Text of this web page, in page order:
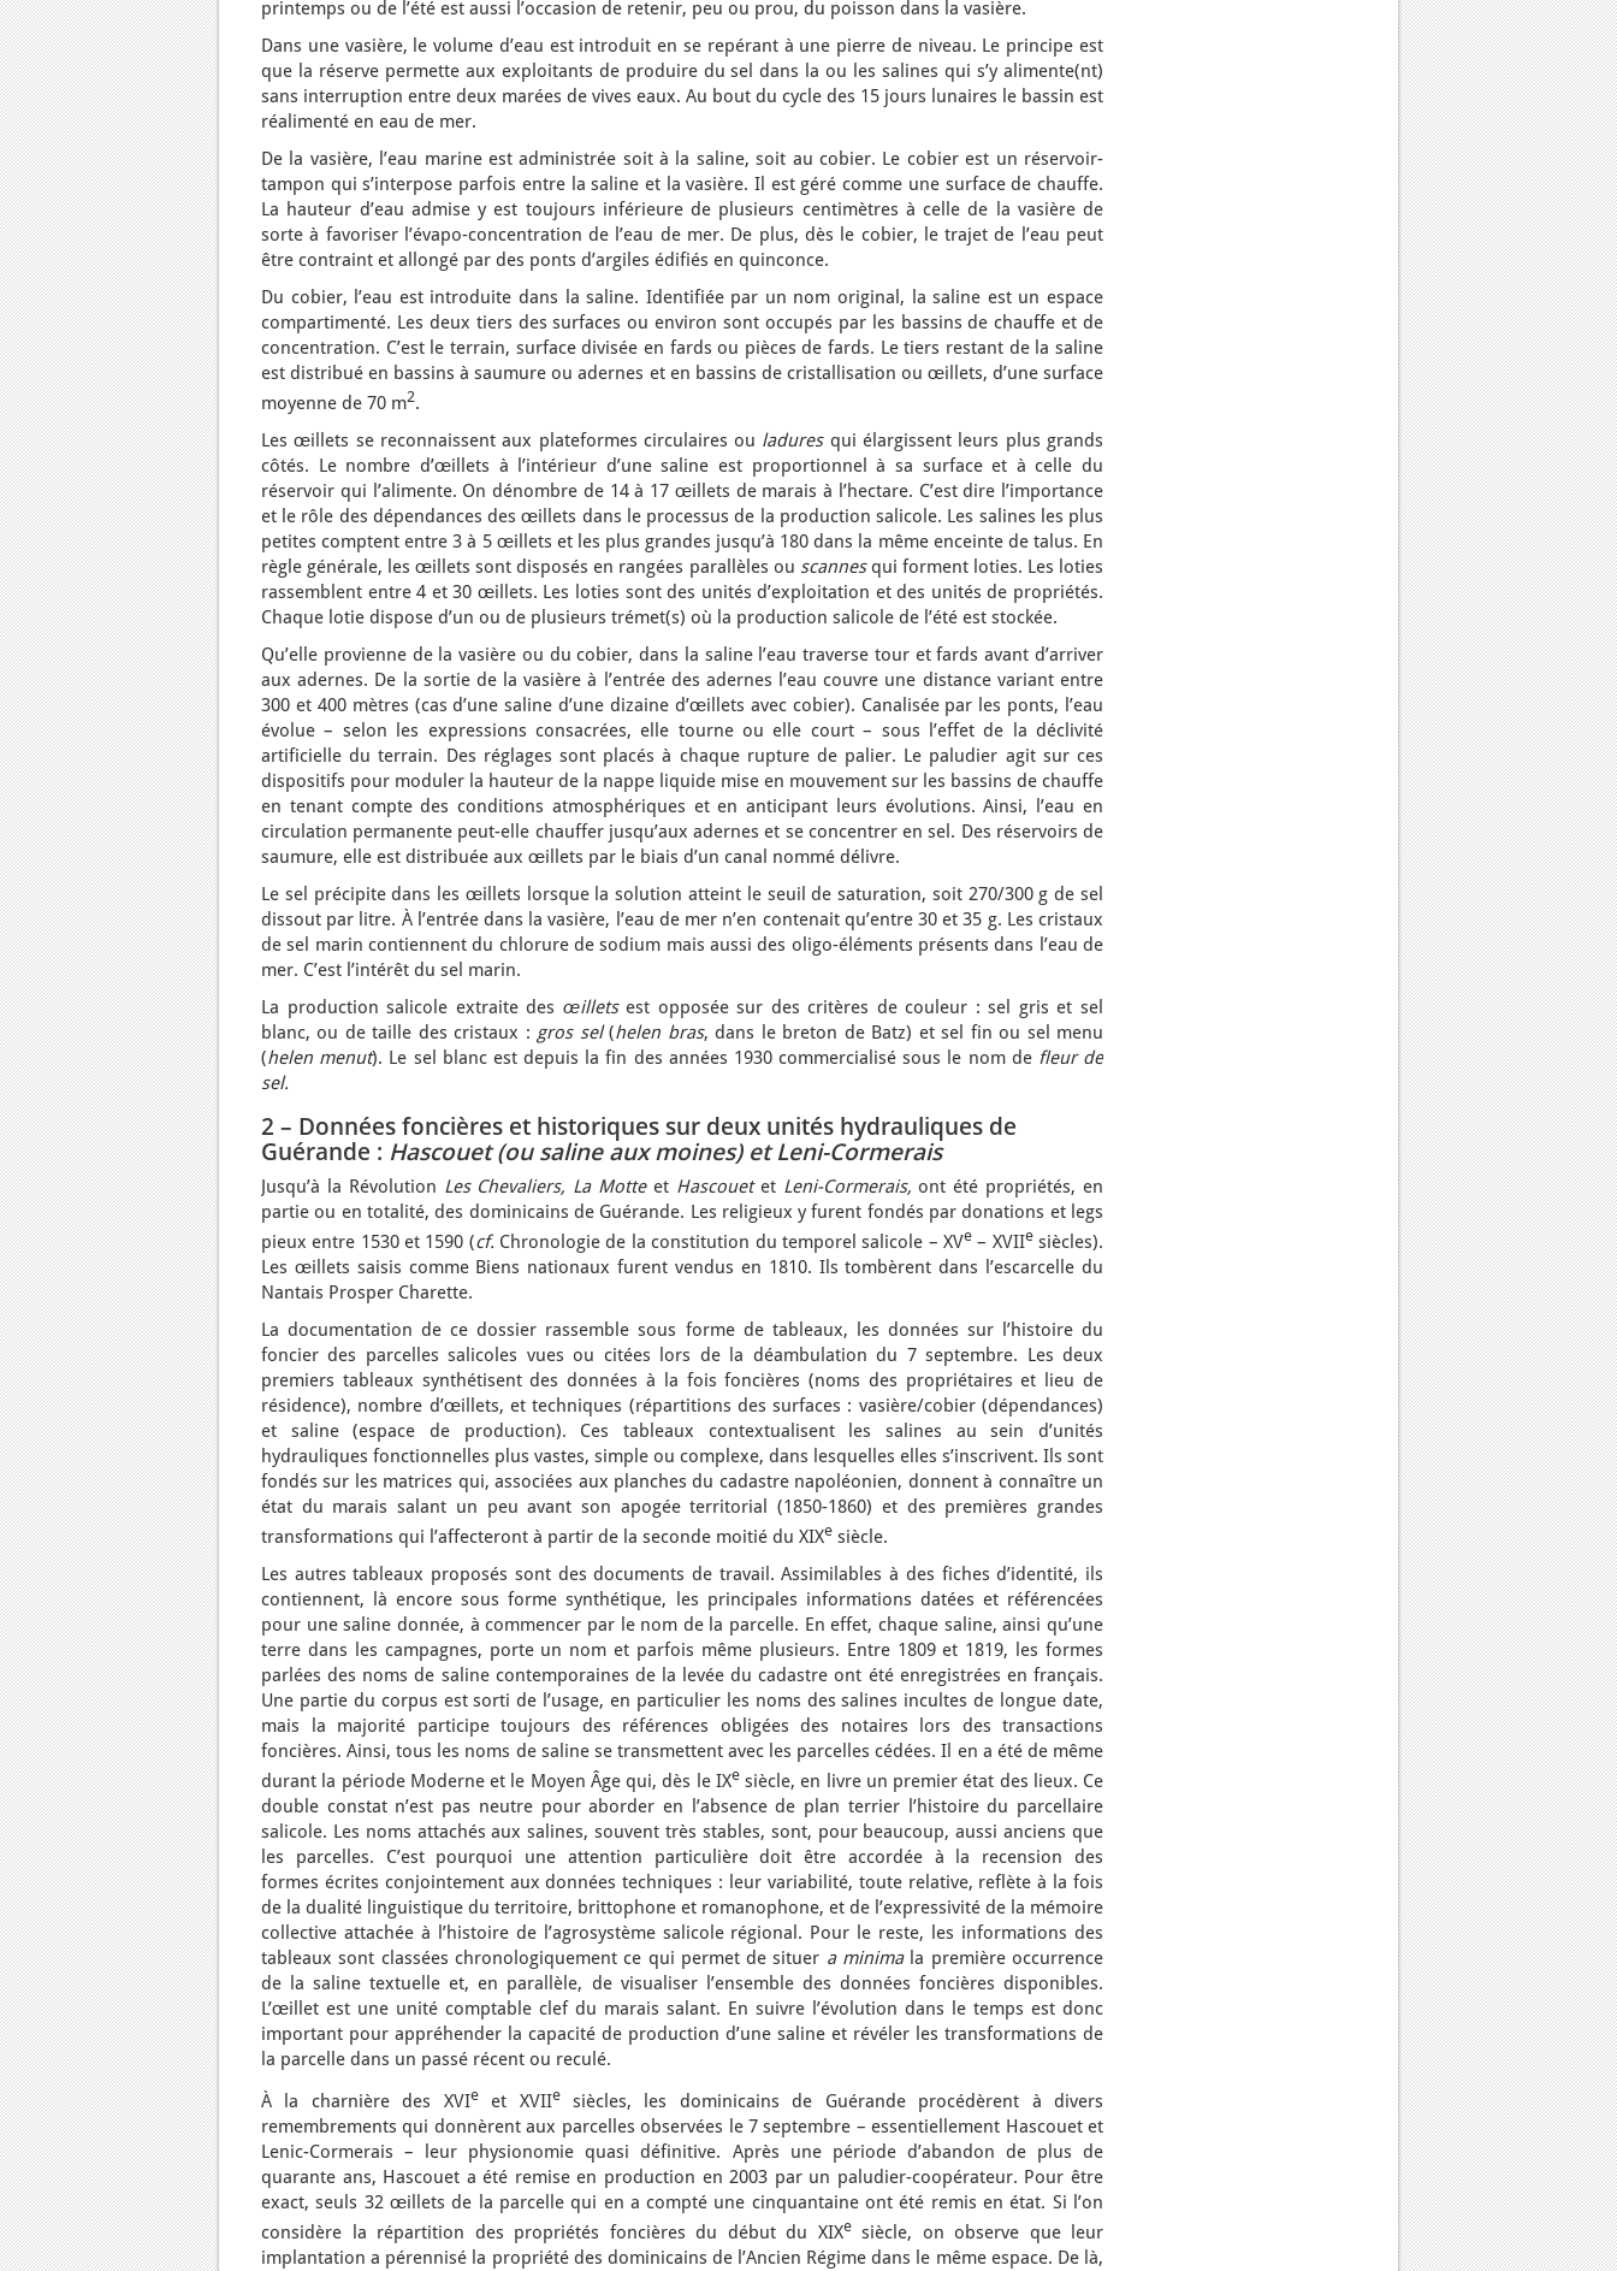
printemps ou de l’été est aussi l’occasion de retenir, peu ou prou, du poisson dans la vasière.
Dans une vasière, le volume d’eau est introduit en se repérant à une pierre de niveau. Le principe est
que la réserve permette aux exploitants de produire du sel dans la ou les salines qui s’y alimente(nt)
sans interruption entre deux marées de vives eaux. Au bout du cycle des 15 jours lunaires le bassin est
réalimenté en eau de mer.
De la vasière, l’eau marine est administrée soit à la saline, soit au cobier. Le cobier est un réservoir-
tampon qui s’interpose parfois entre la saline et la vasière. Il est géré comme une surface de chauffe.
La hauteur d’eau admise y est toujours inférieure de plusieurs centimètres à celle de la vasière de
sorte à favoriser l’évapo-concentration de l’eau de mer. De plus, dès le cobier, le trajet de l’eau peut
être contraint et allongé par des ponts d’argiles édifiés en quinconce.
Du cobier, l’eau est introduite dans la saline. Identifiée par un nom original, la saline est un espace
compartimenté. Les deux tiers des surfaces ou environ sont occupés par les bassins de chauffe et de
concentration. C’est le terrain, surface divisée en fards ou pièces de fards. Le tiers restant de la saline
est distribué en bassins à saumure ou adernes et en bassins de cristallisation ou œillets, d’une surface
moyenne de 70 m2.
Les œillets se reconnaissent aux plateformes circulaires ou laduresqui élargissent leurs plus grands
côtés. Le nombre d’œillets à l’intérieur d’une saline est proportionnel à sa surface et à celle du
réservoir qui l’alimente. On dénombre de 14 à 17 œillets de marais à l’hectare. C’est dire l’importance
et le rôle des dépendances des œillets dans le processus de la production salicole. Les salines les plus
petites comptent entre 3 à 5 œillets et les plus grandes jusqu’à 180 dans la même enceinte de talus. En
règle générale, les œillets sont disposés en rangées parallèles ou scannesqui forment loties. Les loties
rassemblent entre 4 et 30 œillets. Les loties sont des unités d’exploitation et des unités de propriétés.
Chaque lotie dispose d’un ou de plusieurs trémet(s) où la production salicole de l’été est stockée.
Qu’elle provienne de la vasière ou du cobier, dans la saline l’eau traverse tour et fards avant d’arriver
aux adernes. De la sortie de la vasière à l’entrée des adernes l’eau couvre une distance variant entre
300 et 400 mètres (cas d’une saline d’une dizaine d’œillets avec cobier). Canalisée par les ponts, l’eau
évolue – selon les expressions consacrées, elle tourne ou elle court – sous l’effet de la déclivité
artificielle du terrain. Des réglages sont placés à chaque rupture de palier. Le paludier agit sur ces
dispositifs pour moduler la hauteur de la nappe liquide mise en mouvement sur les bassins de chauffe
en tenant compte des conditions atmosphériques et en anticipant leurs évolutions. Ainsi, l’eau en
circulation permanente peut-elle chauffer jusqu’aux adernes et se concentrer en sel. Des réservoirs de
saumure, elle est distribuée aux œillets par le biais d’un canal nommé délivre.
Le sel précipite dans les œillets lorsque la solution atteint le seuil de saturation, soit 270/300 g de sel
dissout par litre. À l’entrée dans la vasière, l’eau de mer n’en contenait qu’entre 30 et 35 g. Les cristaux
de sel marin contiennent du chlorure de sodium mais aussi des oligo-éléments présents dans l’eau de
mer. C’est l’intérêt du sel marin.
La production salicole extraite des œilletsest opposée sur des critères de couleur : sel gris et sel
blanc, ou de taille des cristaux : gros sel(helen bras, dans le breton de Batz) et sel fin ou sel menu
(helen menut). Le sel blanc est depuis la fin des années 1930 commercialisé sous le nom de fleur de
sel.
2 – Données foncières et historiques sur deux unités hydrauliques de
Guérande : Hascouet (ou saline aux moines) et Leni-Cormerais
Jusqu’à la Révolution Les Chevaliers, La Motteet Hascouetet Leni-Cormerais, ont été propriétés, en
partie ou en totalité, des dominicains de Guérande. Les religieux y furent fondés par donations et legs
pieux entre 1530 et 1590 (cf. Chronologie de la constitution du temporel salicole – XVe– XVIIesiècles).
Les œillets saisis comme Biens nationaux furent vendus en 1810. Ils tombèrent dans l’escarcelle du
Nantais Prosper Charette.
La documentation de ce dossier rassemble sous forme de tableaux, les données sur l’histoire du
foncier des parcelles salicoles vues ou citées lors de la déambulation du 7 septembre. Les deux
premiers tableaux synthétisent des données à la fois foncières (noms des propriétaires et lieu de
résidence), nombre d’œillets, et techniques (répartitions des surfaces : vasière/cobier (dépendances)
et saline (espace de production). Ces tableaux contextualisent les salines au sein d’unités
hydrauliques fonctionnelles plus vastes, simple ou complexe, dans lesquelles elles s’inscrivent. Ils sont
fondés sur les matrices qui, associées aux planches du cadastre napoléonien, donnent à connaître un
état du marais salant un peu avant son apogée territorial (1850-1860) et des premières grandes
transformations qui l’affecteront à partir de la seconde moitié du XIXe siècle.
Les autres tableaux proposés sont des documents de travail. Assimilables à des fiches d’identité, ils
contiennent, là encore sous forme synthétique, les principales informations datées et référencées
pour une saline donnée, à commencer par le nom de la parcelle. En effet, chaque saline, ainsi qu’une
terre dans les campagnes, porte un nom et parfois même plusieurs. Entre 1809 et 1819, les formes
parlées des noms de saline contemporaines de la levée du cadastre ont été enregistrées en français.
Une partie du corpus est sorti de l’usage, en particulier les noms des salines incultes de longue date,
mais la majorité participe toujours des références obligées des notaires lors des transactions
foncières. Ainsi, tous les noms de saline se transmettent avec les parcelles cédées. Il en a été de même
durant la période Moderne et le Moyen Âge qui, dès le IXesiècle, en livre un premier état des lieux. Ce
double constat n’est pas neutre pour aborder en l’absence de plan terrier l’histoire du parcellaire
salicole. Les noms attachés aux salines, souvent très stables, sont, pour beaucoup, aussi anciens que
les parcelles. C’est pourquoi une attention particulière doit être accordée à la recension des
formes écrites conjointement aux données techniques : leur variabilité, toute relative, reflète à la fois
de la dualité linguistique du territoire, brittophone et romanophone, et de l’expressivité de la mémoire
collective attachée à l’histoire de l’agrosystème salicole régional. Pour le reste, les informations des
tableaux sont classées chronologiquement ce qui permet de situer a minimala première occurrence
de la saline textuelle et, en parallèle, de visualiser l’ensemble des données foncières disponibles.
L’œillet est une unité comptable clef du marais salant. En suivre l’évolution dans le temps est donc
important pour appréhender la capacité de production d’une saline et révéler les transformations de
la parcelle dans un passé récent ou reculé.
À la charnière des XVIeet XVIIesiècles, les dominicains de Guérande procédèrent à divers
remembrements qui donnèrent aux parcelles observées le 7 septembre – essentiellement Hascouet et
Lenic-Cormerais – leur physionomie quasi définitive. Après une période d’abandon de plus de
quarante ans, Hascouet a été remise en production en 2003 par un paludier-coopérateur. Pour être
exact, seuls 32 œillets de la parcelle qui en a compté une cinquantaine ont été remis en état. Si l’on
considère la répartition des propriétés foncières du début du XIXesiècle, on observe que leur
implantation a pérennisé la propriété des dominicains de l’Ancien Régime dans le même espace. De là,